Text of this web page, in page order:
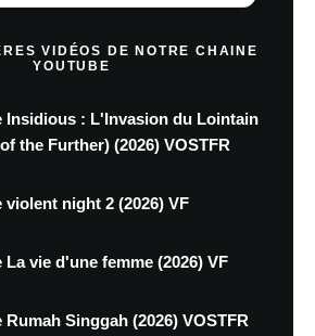
VIDÉOS DE NOTRE CHAINE
YOUTUBE
Insidious : L'Invasion du Lointain
the Further) (2026) VOSTFR
violent night 2 (2026) VF
vie d'une femme (2026) VF
Singgah (2026) VOSTFR